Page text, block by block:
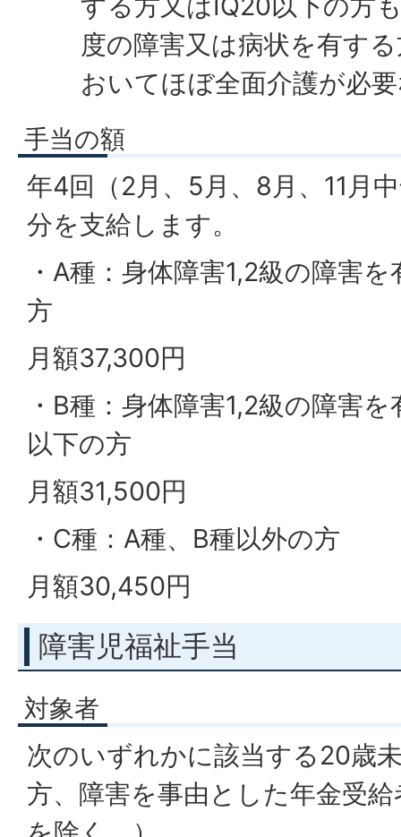
度の障害又は病状を有す
おいてほぼ全面介護が必
手当の額
年4回（2月、5月、8月、11月
分を支給します。
・A種：身体障害1,2級の障害
方
月額37,300円
・B種：身体障害1,2級の障害
以下の方
月額31,500円
・C種：A種、B種以外の方
月額30,450円
障害児福祉手当
対象者
次のいずれかに該当する20歳
方、障害を事由とした年金受